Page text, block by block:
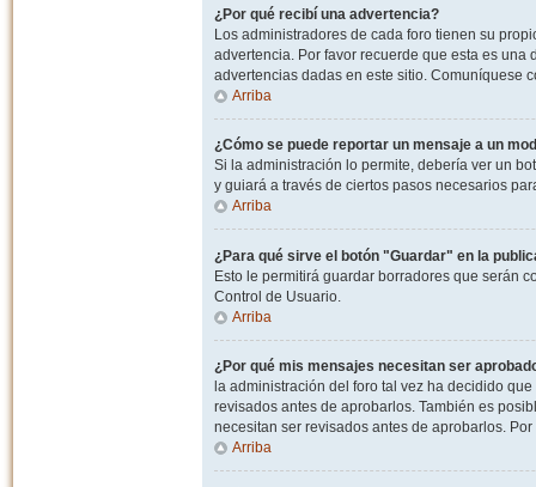
¿Por qué recibí una advertencia?
Los administradores de cada foro tienen su
advertencia. Por favor recuerde que esta es
advertencias dadas en este sitio. Comuníquese
Arriba
¿Cómo se puede reportar un mensaje a un
Si la administración lo permite, debería ver un
y guiará a través de ciertos pasos necesarios
Arriba
¿Para qué sirve el botón "Guardar" en la
Esto le permitirá guardar borradores que serán
Control de Usuario.
Arriba
¿Por qué mis mensajes necesitan ser
la administración del foro tal vez ha decidido
revisados antes de aprobarlos. También es
necesitan ser revisados antes de aprobarlos.
Arriba